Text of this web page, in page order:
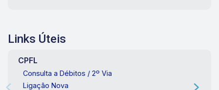
Links Úteis
CPFL
Consulta a Débitos / 2º Via
Ligação Nova